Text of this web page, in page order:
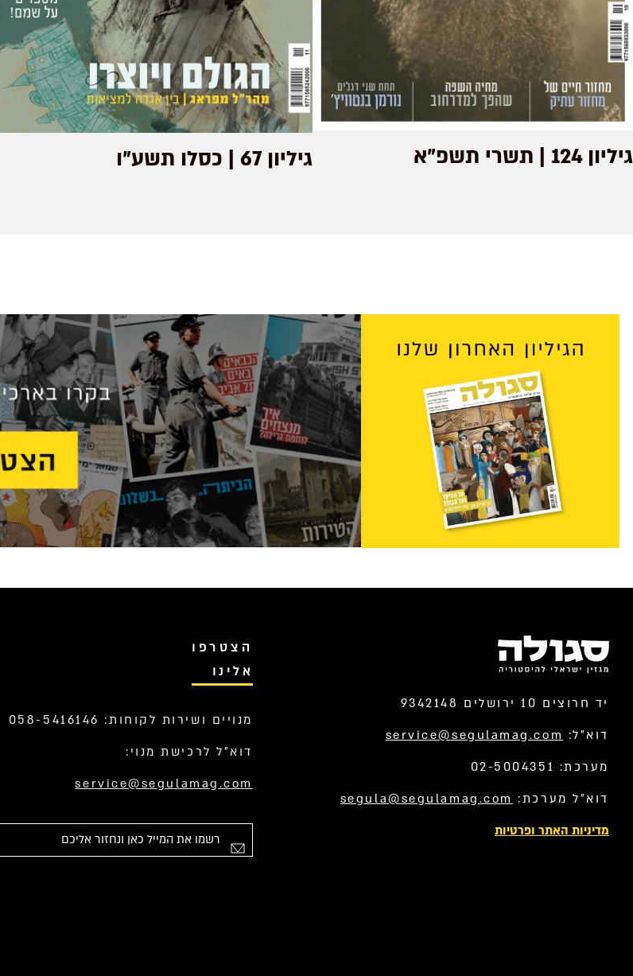
גיליון 124 | תשרי תשפ"א גיליון 67 | כסלו תשע"ו
יד חרוצים 10 ירושלים 9342148
דוא”ל: service@segulamag.com
מערכת: 02-5004351
דוא”ל מערכת: segula@segulamag.com
מדיניות האתר ופרטיות
הצטרפו
אלינו
מנויים ושירות לקוחות: 058-5416146
דוא”ל לרכישת מנוי:
service@segulamag.com